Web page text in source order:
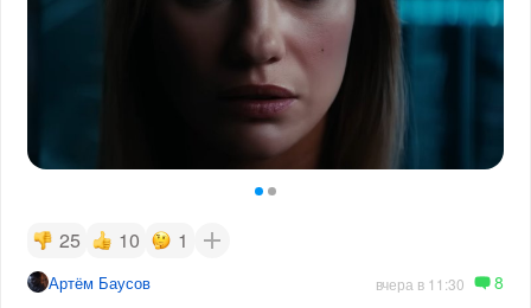
25 10 1
Артём Баусов вчера в 11:30 8